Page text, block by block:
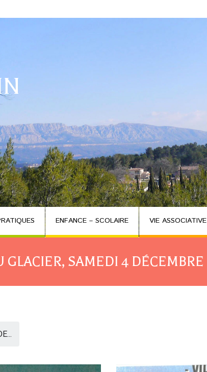
ENFANCE – SCOLAIRE VIE ASSOCIATIVE
SAMEDI 4 DÉCEMBRE